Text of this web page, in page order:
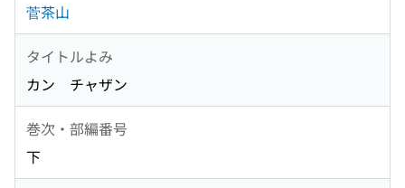
菅茶山
タイトルよみ
カン チャザン
巻次・部編番号
下